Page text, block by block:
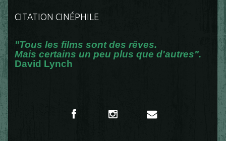
CITATION CINÉPHILE
"Tous les films sont des rêves.
Mais certains un peu plus que d'autres".
David Lynch